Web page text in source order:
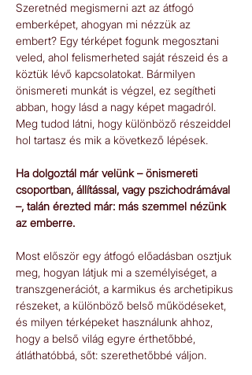
Szeretnéd megismerni azt az átfogó
emberképet, ahogyan mi nézzük az
embert? Egy térképet fogunk megosztani
veled, ahol felismerheted saját részeid és a
köztük lévő kapcsolatokat. Bármilyen
önismereti munkát is végzel, ez segítheti
abban, hogy lásd a nagy képet magadról.
Meg tudod látni, hogy különböző részeiddel
hol tartasz és mik a következő lépések.
Ha dolgoztál már velünk – önismereti
csoportban, állítással, vagy pszichodrámával
–, talán érezted már: más szemmel nézünk
az emberre.
Most először egy átfogó előadásban osztjuk
meg, hogyan látjuk mi a személyiséget, a
transzgenerációt, a karmikus és archetipikus
részeket, a különböző belső működéseket,
és milyen térképeket használunk ahhoz,
hogy a belső világ egyre érthetőbbé,
átláthatóbbá, sőt: szerethetőbbé váljon.